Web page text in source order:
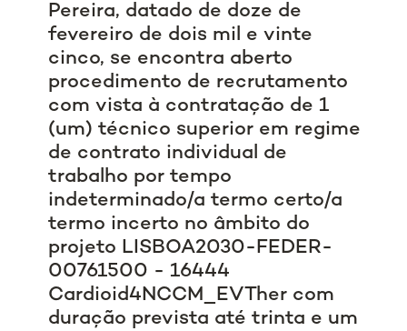
Pereira, datado de doze de
fevereiro de dois mil e vinte
cinco, se encontra aberto
procedimento de recrutamento
com vista à contratação de 1
(um) técnico superior em regime
de contrato individual de
trabalho por tempo
indeterminado/a termo certo/a
termo incerto no âmbito do
projeto LISBOA2030-FEDER-
00761500 - 16444
Cardioid4NCCM_EVTher com
duração prevista até trinta e um